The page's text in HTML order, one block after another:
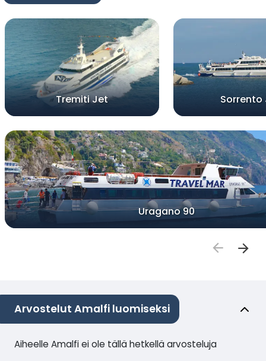
Tremiti Jet Sorrento
Uragano 90
Arvostelut Amalfi luomiseksi
Aiheelle Amalfi ei ole tällä hetkellä arvosteluja